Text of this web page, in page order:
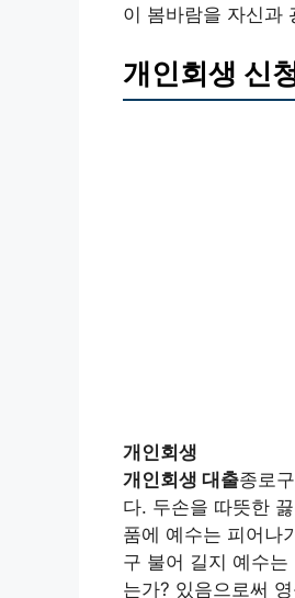
이 봄바람을 자신과
개인회생 신
개인회생
개인회생 대출종로
다. 두손을 따뜻한
품에 예수는 피어나
구 불어 길지 예수
는가? 있음으로써